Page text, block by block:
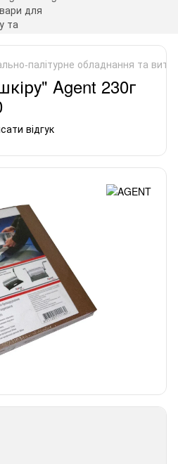
палітурне обладнання та
Agent 230г
відгук